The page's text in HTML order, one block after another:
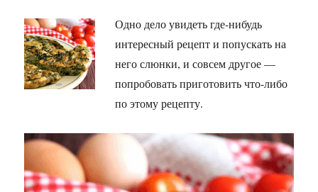
Одно дело увидеть где-нибудь
интересный рецепт и попускать на
него слюнки, и совсем другое —
попробовать приготовить что-либо
по этому рецепту.